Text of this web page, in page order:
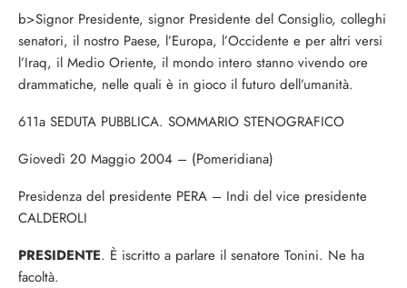
b>Signor Presidente, signor Presidente del Consiglio, colleghi
senatori, il nostro Paese, l’Europa, l’Occidente e per altri versi
l’Iraq, il Medio Oriente, il mondo intero stanno vivendo ore
drammatiche, nelle quali è in gioco il futuro dell’umanità.
611a SEDUTA PUBBLICA. SOMMARIO STENOGRAFICO
Giovedì 20 Maggio 2004 – (Pomeridiana)
Presidenza del presidente PERA – Indi del vice presidente
CALDEROLI
PRESIDENTE. È iscritto a parlare il senatore Tonini. Ne ha
facoltà.